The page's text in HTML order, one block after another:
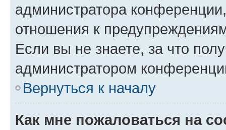
администратора
отношения к
Если вы не знаете, за что
администратором
Вернуться к началу
Как мне пожаловаться на